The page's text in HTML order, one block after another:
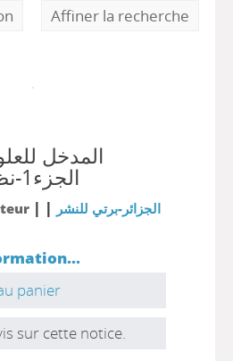
Affiner la recherche
المدخل
الجزء1-نظرية القانون
| الجزائر-برتي للنشر |
panier
sur cette notice.